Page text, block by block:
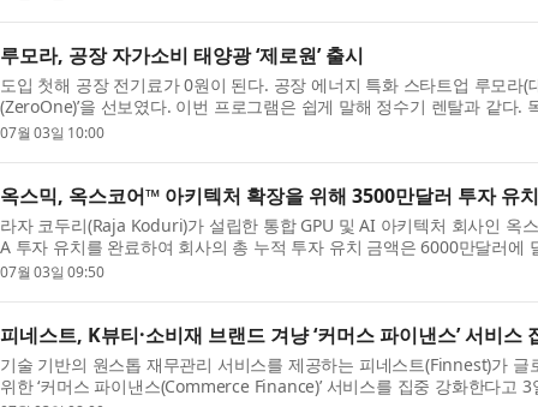
루모라, 공장 자가소비 태양광 ‘제로원’ 출시
도입 첫해 공장 전기료가 0원이 된다. 공장 에너지 특화 스타트업 루모라(
(ZeroOne)’을 선보였다. 이번 프로그램은 쉽게 말해 정수기 렌탈과 같다
태...
07월 03일 10:00
옥스믹, 옥스코어™ 아키텍처 확장을 위해 3500만달러 투자 유치
라자 코두리(Raja Koduri)가 설립한 통합 GPU 및 AI 아키텍처 회사인 옥
A 투자 유치를 완료하여 회사의 총 누적 투자 유치 금액은 6000만달러
업...
07월 03일 09:50
피네스트, K뷰티·소비재 브랜드 겨냥 ‘커머스 파이낸스’ 서비스
기술 기반의 원스톱 재무관리 서비스를 제공하는 피네스트(Finnest)가
위한 ‘커머스 파이낸스(Commerce Finance)’ 서비스를 집중 강화한다고